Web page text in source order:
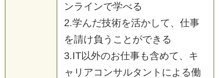
ンラインで学べる
2.学んだ技術を活かして、仕事
を請け負うことができる
3.IT以外のお仕事も含めて、キ
ャリアコンサルタントによる働